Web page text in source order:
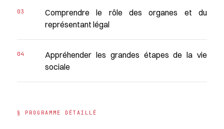
Comprendre le rôle des organes et du
représentant légal
Appréhender les grandes étapes de la vie
sociale
§ PROGRAMME DÉTAILLÉ